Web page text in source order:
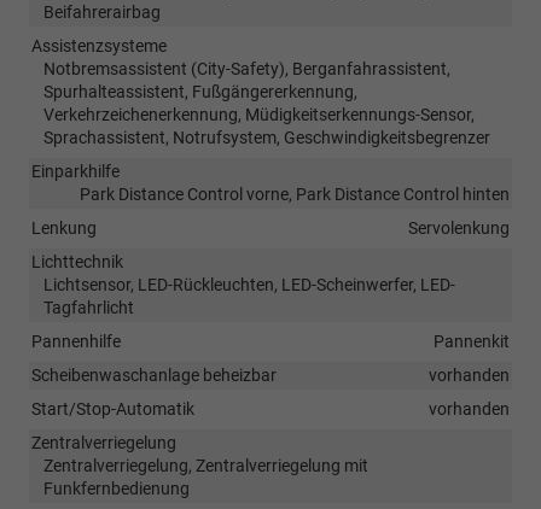
Beifahrerairbag
Assistenzsysteme
Notbremsassistent (City-Safety), Berganfahrassistent,
Spurhalteassistent, Fußgängererkennung,
Verkehrzeichenerkennung, Müdigkeitserkennungs-Sensor,
Sprachassistent, Notrufsystem, Geschwindigkeitsbegrenzer
Einparkhilfe
Park Distance Control vorne, Park Distance Control hinten
Lenkung
Servolenkung
Lichttechnik
Lichtsensor, LED-Rückleuchten, LED-Scheinwerfer, LED-
Tagfahrlicht
Pannenhilfe
Pannenkit
Scheibenwaschanlage beheizbar
vorhanden
Start/Stop-Automatik
vorhanden
Zentralverriegelung
Zentralverriegelung, Zentralverriegelung mit
Funkfernbedienung